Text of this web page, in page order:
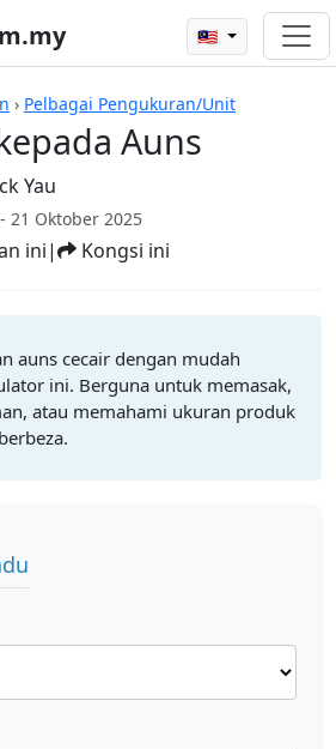
🇲🇾
› Pelbagai Pengukuran/Unit
Auns
Yau
- 21 Oktober 2025
ini| Kongsi ini
auns cecair dengan mudah
ini. Berguna untuk memasak,
atau memahami ukuran produk